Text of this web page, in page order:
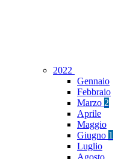
2022
Gennaio
Febbraio
Marzo 2
Aprile
Maggio
Giugno 1
Luglio